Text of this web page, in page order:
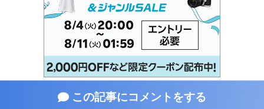
この記事にコメントをする